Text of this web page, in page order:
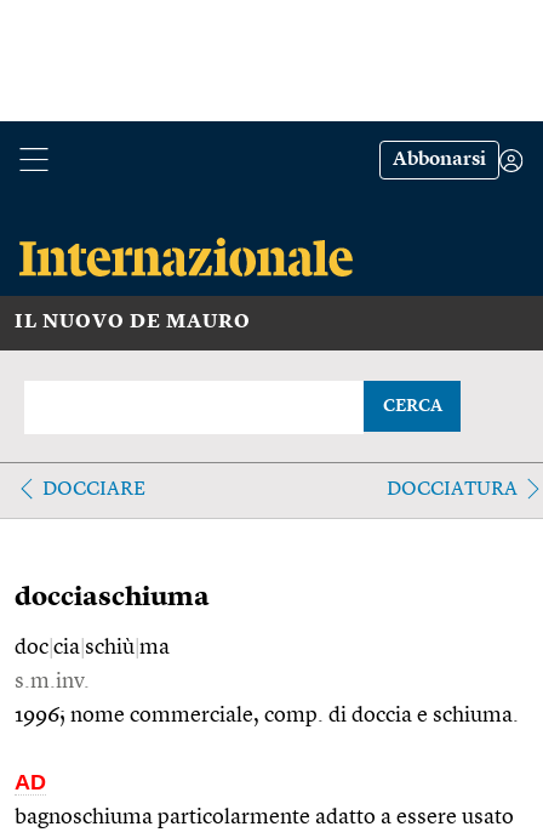
Abbonarsi
IL NUOVO DE MAURO
CERCA
DOCCIARE DOCCIATURA
docciaschiuma
doc cia schiù ma
s.m.inv.
1996; nome commerciale, comp. di doccia e schiuma.
AD
bagnoschiuma particolarmente adatto a essere usato